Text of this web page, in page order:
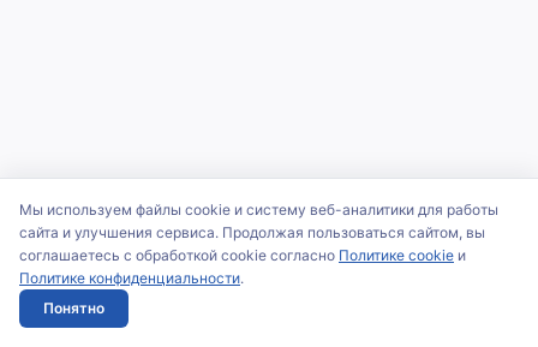
Мы используем файлы cookie и систему веб-аналитики для работы
сайта и улучшения сервиса. Продолжая пользоваться сайтом, вы
соглашаетесь с обработкой cookie согласно Политике cookie и
Политике конфиденциальности.
Понятно